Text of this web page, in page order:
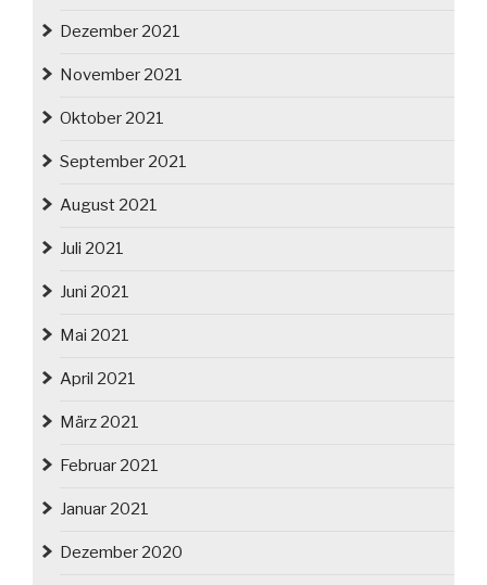
Dezember 2021
November 2021
Oktober 2021
September 2021
August 2021
Juli 2021
Juni 2021
Mai 2021
April 2021
März 2021
Februar 2021
Januar 2021
Dezember 2020